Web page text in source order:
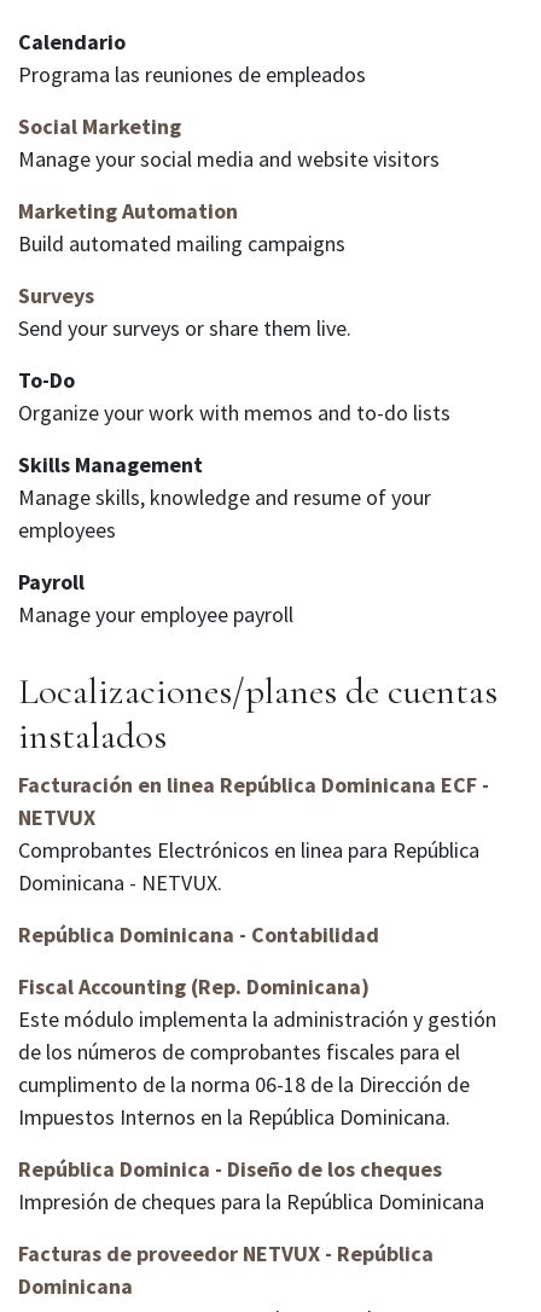
Calendario
Programa las reuniones de empleados
Social Marketing
Manage your social media and website visitors
Marketing Automation
Build automated mailing campaigns
Surveys
Send your surveys or share them live.
To-Do
Organize your work with memos and to-do lists
Skills Management
Manage skills, knowledge and resume of your
employees
Payroll
Manage your employee payroll
Localizaciones/planes de cuentas
instalados
Facturación en linea República Dominicana ECF -
NETVUX
Comprobantes Electrónicos en linea para República
Dominicana - NETVUX.
República Dominicana - Contabilidad
Fiscal Accounting (Rep. Dominicana)
Este módulo implementa la administración y gestión
de los números de comprobantes fiscales para el
cumplimento de la norma 06-18 de la Dirección de
Impuestos Internos en la República Dominicana.
República Dominica - Diseño de los cheques
Impresión de cheques para la República Dominicana
Facturas de proveedor NETVUX - República
Dominicana